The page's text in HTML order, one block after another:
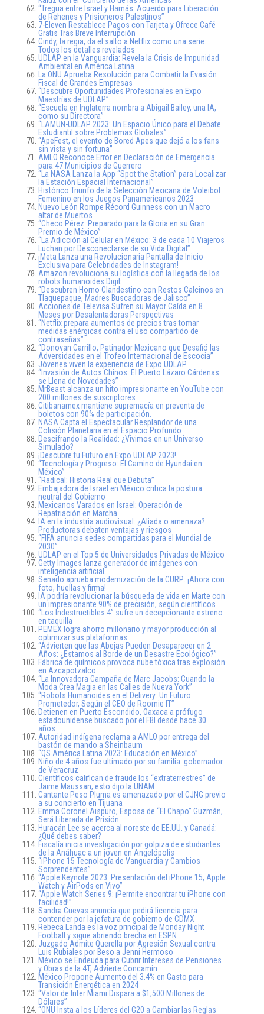
“Tregua entre Israel y Hamás: Acuerdo para Liberación
de Rehenes y Prisioneros Palestinos”
7-Eleven Restablece Pagos con Tarjeta y Ofrece Café
Gratis Tras Breve Interrupción
Cindy, la regia, da el salto a Netflix como una serie:
Todos los detalles revelados
UDLAP en la Vanguardia: Revela la Crisis de Impunidad
Ambiental en América Latina
La ONU Aprueba Resolución para Combatir la Evasión
Fiscal de Grandes Empresas
“Descubre Oportunidades Profesionales en Expo
Maestrías de UDLAP”
“Escuela en Inglaterra nombra a Abigail Bailey, una IA,
como su Directora”
“LAMUN-UDLAP 2023: Un Espacio Único para el Debate
Estudiantil sobre Problemas Globales”
“ApeFest, el evento de Bored Apes que dejó a los fans
sin vista y sin fortuna”
AMLO Reconoce Error en Declaración de Emergencia
para 47 Municipios de Guerrero
“La NASA Lanza la App “Spot the Station” para Localizar
la Estación Espacial Internacional”
Histórico Triunfo de la Selección Mexicana de Voleibol
Femenino en los Juegos Panamericanos 2023
Nuevo León Rompe Récord Guinness con un Macro
altar de Muertos
“Checo Pérez: Preparado para la Gloria en su Gran
Premio de México”
“La Adicción al Celular en México: 3 de cada 10 Viajeros
Luchan por Desconectarse de su Vida Digital”
¡Meta Lanza una Revolucionaria Pantalla de Inicio
Exclusiva para Celebridades de Instagram!
Amazon revoluciona su logística con la llegada de los
robots humanoides Digit
“Descubren Horno Clandestino con Restos Calcinos en
Tlaquepaque, Madres Buscadoras de Jalisco”
Acciones de Televisa Sufren su Mayor Caída en 8
Meses por Desalentadoras Perspectivas
“Netflix prepara aumentos de precios tras tomar
medidas enérgicas contra el uso compartido de
contraseñas”
“Donovan Carrillo, Patinador Mexicano que Desafió las
Adversidades en el Trofeo Internacional de Escocia”
Jóvenes viven la experiencia de Expo UDLAP
“Invasión de Autos Chinos: El Puerto Lázaro Cárdenas
se Llena de Novedades”
MrBeast alcanza un hito impresionante en YouTube con
200 millones de suscriptores
Citibanamex mantiene supremacía en preventa de
boletos con 90% de participación.
NASA Capta el Espectacular Resplandor de una
Colisión Planetaria en el Espacio Profundo
Descifrando la Realidad: ¿Vivimos en un Universo
Simulado?
¡Descubre tu Futuro en Expo UDLAP 2023!
“Tecnología y Progreso: El Camino de Hyundai en
México”
“Radical: Historia Real que Debuta”
Embajadora de Israel en México critica la postura
neutral del Gobierno
Mexicanos Varados en Israel: Operación de
Repatriación en Marcha
IA en la industria audiovisual: ¿Aliada o amenaza?
Productoras debaten ventajas y riesgos
“FIFA anuncia sedes compartidas para el Mundial de
2030”
UDLAP en el Top 5 de Universidades Privadas de México
Getty Images lanza generador de imágenes con
inteligencia artificial.
Senado aprueba modernización de la CURP: ¡Ahora con
foto, huellas y firma!
IA podría revolucionar la búsqueda de vida en Marte con
un impresionante 90% de precisión, según científicos
“Los Indestructibles 4” sufre un decepcionante estreno
en taquilla
PEMEX logra ahorro millonario y mayor producción al
optimizar sus plataformas.
“Advierten que las Abejas Pueden Desaparecer en 2
Años: ¿Estamos al Borde de un Desastre Ecológico?”
Fábrica de químicos provoca nube tóxica tras explosión
en Azcapotzalco.
“La Innovadora Campaña de Marc Jacobs: Cuando la
Moda Crea Magia en las Calles de Nueva York”
“Robots Humanoides en el Delivery: Un Futuro
Prometedor, Según el CEO de Roomie IT”
Detienen en Puerto Escondido, Oaxaca a prófugo
estadounidense buscado por el FBI desde hace 30
años.
Autoridad indígena reclama a AMLO por entrega del
bastón de mando a Sheinbaum
“QS América Latina 2023: Educación en México”
Niño de 4 años fue ultimado por su familia: gobernador
de Veracruz
Científicos califican de fraude los “extraterrestres” de
Jaime Maussan; esto dijo la UNAM
Cantante Peso Pluma es amenazado por el CJNG previo
a su concierto en Tijuana
Emma Coronel Aispuro, Esposa de “El Chapo” Guzmán,
Será Liberada de Prisión
Huracán Lee se acerca al noreste de EE.UU. y Canadá:
¿Qué debes saber?
Fiscalía inicia investigación por golpiza de estudiantes
de la Anáhuac a un joven en Angelópolis
“iPhone 15 Tecnología de Vanguardia y Cambios
Sorprendentes”
“Apple Keynote 2023: Presentación del iPhone 15, Apple
Watch y AirPods en Vivo”
“Apple Watch Series 9: ¡Permite encontrar tu iPhone con
facilidad!”
Sandra Cuevas anuncia que pedirá licencia para
contender por la jefatura de gobierno de CDMX
Rebeca Landa es la voz principal de Monday Night
Football y sigue abriendo brecha en ESPN
Juzgado Admite Querella por Agresión Sexual contra
Luis Rubiales por Beso a Jenni Hermoso
México se Endeuda para Cubrir Intereses de Pensiones
y Obras de la 4T, Advierte Concamin
México Propone Aumento del 3.4% en Gasto para
Transición Energética en 2024
“Valor de Inter Miami Dispara a $1,500 Millones de
Dólares”
“ONU Insta a los Líderes del G20 a Cambiar las Reglas